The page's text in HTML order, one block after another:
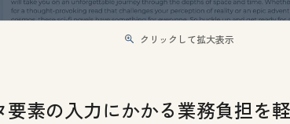
クリックして拡大表示
要素の入力にかかる業務負担を